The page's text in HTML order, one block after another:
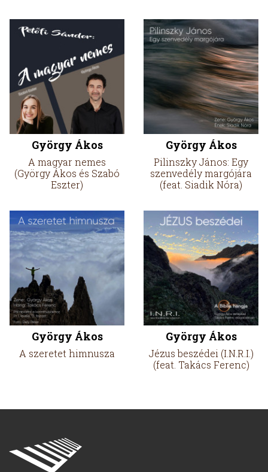
György Ákos
A magyar nemes
(György Ákos és Szabó
Eszter)
György Ákos
Pilinszky János: Egy
szenvedély margójára
(feat. Siadik Nóra)
György Ákos
A szeretet himnusza
György Ákos
Jézus beszédei (I.N.R.I.)
(feat. Takács Ferenc)